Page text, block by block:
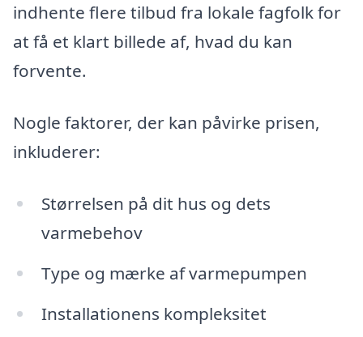
indhente flere tilbud fra lokale fagfolk for
at få et klart billede af, hvad du kan
forvente.
Nogle faktorer, der kan påvirke prisen,
inkluderer:
Størrelsen på dit hus og dets
varmebehov
Type og mærke af varmepumpen
Installationens kompleksitet